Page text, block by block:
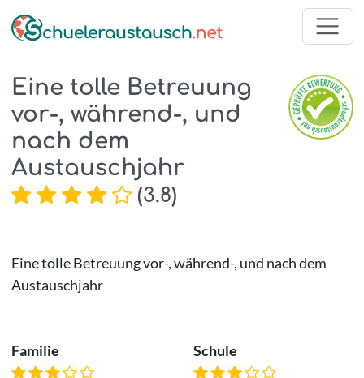
Eine tolle Betreuung
vor-, während-, und
nach dem
Austauschjahr
(3.8)
Eine tolle Betreuung vor-, während-, und nach dem
Austauschjahr
Familie Schule